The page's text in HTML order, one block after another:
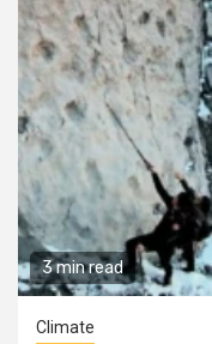
3 min read
Climate